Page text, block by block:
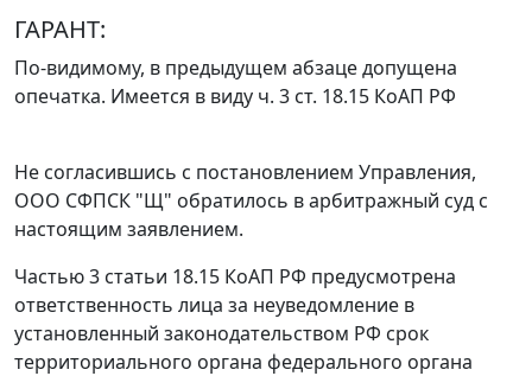
ГАРАНТ:
По-видимому, в предыдущем абзаце допущена
опечатка. Имеется в виду ч. 3 ст. 18.15 КоАП РФ
Не согласившись с постановлением Управления,
ООО СФПСК "Щ" обратилось в арбитражный суд с
настоящим заявлением.
Частью 3 статьи 18.15 КоАП РФ предусмотрена
ответственность лица за неуведомление в
установленный законодательством РФ срок
территориального органа федерального органа